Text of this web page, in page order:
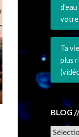
Ta
plus
BLOG
Archives